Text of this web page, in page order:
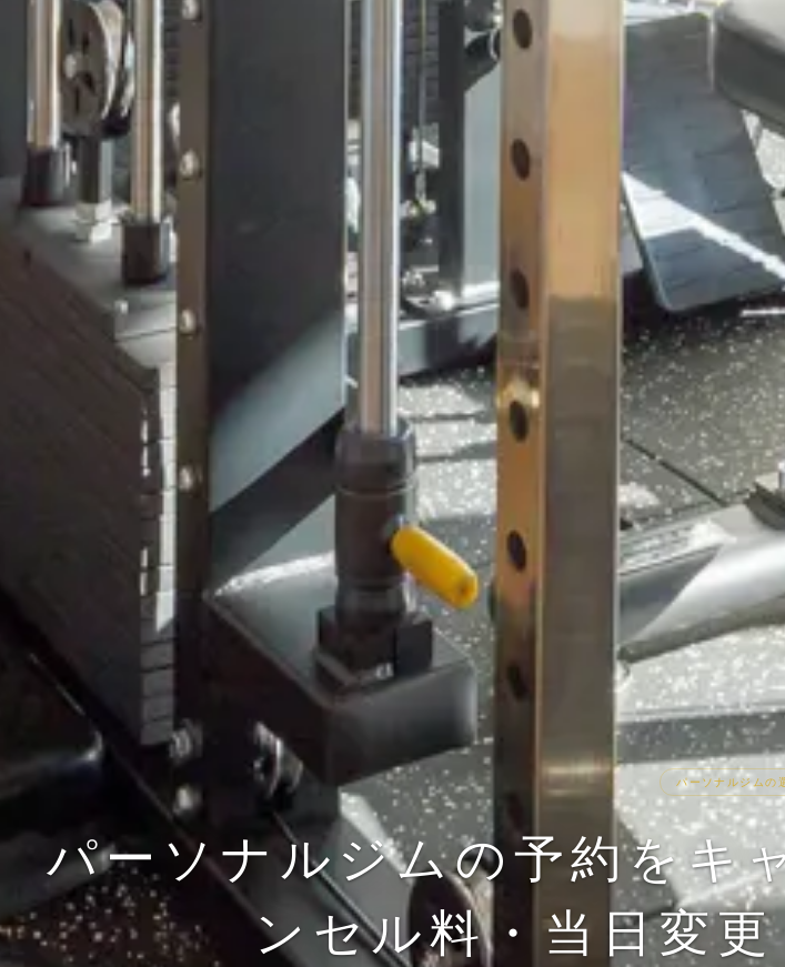
パーソナルジムの
パーソナルジムの予約をキ
ンセル料・当日変